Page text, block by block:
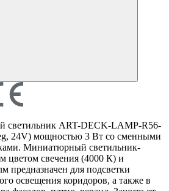
светильник ART-DECK-LAMP-R56-
24V) мощностью 3 Вт со сменными
Миниатюрный светильник-
цветом свечения (4000 К) и
предназначен для подсветки
освещения коридоров, а также в